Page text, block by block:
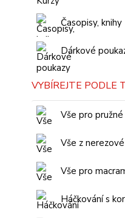
Časopisy, knihy
Dárkové
VYBÍREJTE PODLE
Vše pro
Vše z
Vše pro
Háčkování s